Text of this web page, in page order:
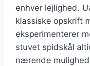
enhver lejlighed.
klassiske opskrift
eksperimenterer
stuvet spidskål
nærende